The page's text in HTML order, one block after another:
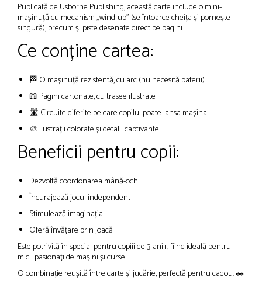
Publicată de Usborne Publishing, această carte include o mini-
mașinuță cu mecanism „wind-up” (se întoarce cheița și pornește
singură), precum și piste desenate direct pe pagini.
Ce conține cartea:
🏁 O mașinuță rezistentă, cu arc (nu necesită baterii)
📖 Pagini cartonate, cu trasee ilustrate
🛣️ Circuite diferite pe care copilul poate lansa mașina
🎨 Ilustrații colorate și detalii captivante
Beneficii pentru copii:
Dezvoltă coordonarea mână-ochi
Încurajează jocul independent
Stimulează imaginația
Oferă învățare prin joacă
Este potrivită în special pentru copiii de 3 ani+, fiind ideală pentru
micii pasionați de mașini și curse.
O combinație reușită între carte și jucărie, perfectă pentru cadou. 🚗